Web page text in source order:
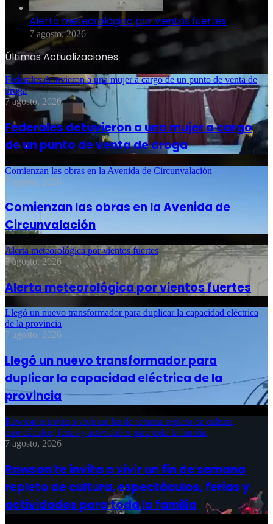
Alerta meteorológica por vientos fuertes
7 agosto, 2026
Últimas Actualizaciones
Federales detuvieron a una mujer a cargo de un punto de venta de
droga
7 agosto, 2026
Federales detuvieron a una mujer a cargo
de un punto de venta de droga
Comienzan las obras en la Avenida de Circunvalación
7 agosto, 2026
Comienzan las obras en la Avenida de
Circunvalación
Alerta meteorológica por vientos fuertes
7 agosto, 2026
Alerta meteorológica por vientos fuertes
Llegó un nuevo transformador para duplicar la capacidad eléctrica
de la provincia
7 agosto, 2026
Llegó un nuevo transformador para
duplicar la capacidad eléctrica de la
provincia
Rawson te invita a vivir un fin de semana repleto de cultura,
espectáculos, ferias y actividades para toda la familia
7 agosto, 2026
Rawson te invita a vivir un fin de semana
repleto de cultura, espectáculos, ferias y
actividades para toda la familia